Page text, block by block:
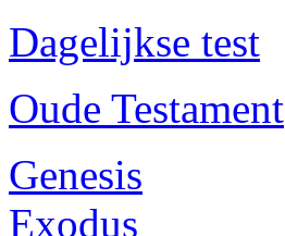
Dagelijkse test
Oude Testament
Genesis
Exodus